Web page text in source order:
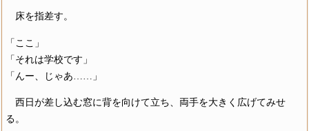
床を指差す。
「ここ」
「それは学校です」
「んー、じゃあ……」
西日が差し込む窓に背を向けて立ち、両手を大きく広げてみせ
る。